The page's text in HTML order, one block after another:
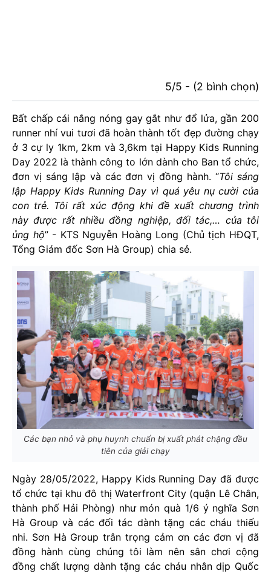
5/5 - (2 bình chọn)
Bất chấp cái nắng nóng gay gắt như đổ lửa, gần 200
runner nhí vui tươi đã hoàn thành tốt đẹp đường chạy
ở 3 cự ly 1km, 2km và 3,6km tại Happy Kids Running
Day 2022 là thành công to lớn dành cho Ban tổ chức,
đơn vị sáng lập và các đơn vị đồng hành. “Tôi sáng
lập Happy Kids Running Day vì quá yêu nụ cười của
con trẻ. Tôi rất xúc động khi đề xuất chương trình
này được rất nhiều đồng nghiệp, đối tác,… của tôi
ủng hộ” - KTS Nguyễn Hoàng Long (Chủ tịch HĐQT,
Tổng Giám đốc Sơn Hà Group) chia sẻ.
Các bạn nhỏ và phụ huynh chuẩn bị xuất phát chặng đầu
tiên của giải chạy
Ngày 28/05/2022, Happy Kids Running Day đã được
tổ chức tại khu đô thị Waterfront City (quận Lê Chân,
thành phố Hải Phòng) như món quà 1/6 ý nghĩa Sơn
Hà Group và các đối tác dành tặng các cháu thiếu
nhi. Sơn Hà Group trân trọng cảm ơn các đơn vị đã
đồng hành cùng chúng tôi làm nên sân chơi cộng
đồng chất lượng dành tặng các cháu nhân dịp Quốc